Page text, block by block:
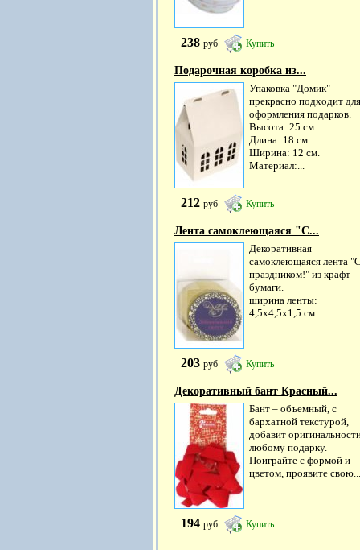
238 руб Купить
Подарочная коробка из...
Упаковка "Домик"
прекрасно подходит для
оформления подарков.
Высота: 25 см.
Длина: 18 см.
Ширина: 12 см.
Материал:...
212 руб Купить
Лента самоклеющаяся "С...
Декоративная
самоклеющаяся лента
праздником!" из крафт-
бумаги.
ширина ленты:
4,5х4,5х1,5 см.
203 руб Купить
Декоративный бант Красный...
Бант – объемный, с
бархатной текстурой,
добавит
любому подарку.
Поиграйте с формой и
цветом, проявите свою...
194 руб Купить